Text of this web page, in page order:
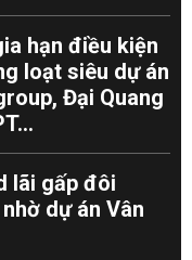
hạn điều kiện
loạt siêu dự án
Đại Quang
lãi gấp đôi
dự án Vân